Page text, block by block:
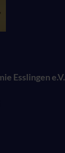
Esslingen e.V.